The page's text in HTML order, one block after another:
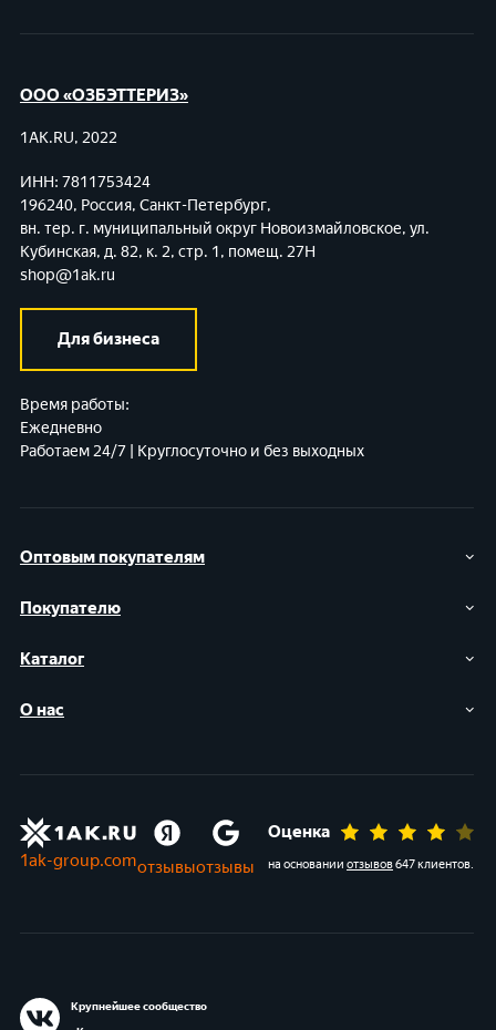
Оптовым покупателям
Покупателю
Каталог
О нас
ООО «ОЗБЭТТЕРИЗ»
1AK.RU, 2022
ИНН: 7811753424
196240, Россия, Санкт-Петербург,
вн. тер. г. муниципальный округ Новоизмайловское, ул.
Кубинская, д. 82, к. 2, стр. 1, помещ. 27Н
shop@1ak.ru
Для бизнеса
Время работы:
Ежедневно
Работаем 24/7 | Круглосуточно и без выходных
1ak-group.comотзывыотзывы
Оценка
на основании отзывов647 клиентов.
Крупнейшее сообщество